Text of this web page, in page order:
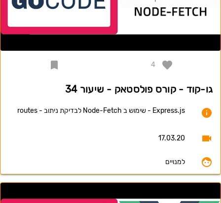
4
גו-קוד - קורס פולסטאק - שיעור 34
Express.js - שימוש ב Node-Fetch לבדיקת ניתוב - routes
17.03.20
למנויים